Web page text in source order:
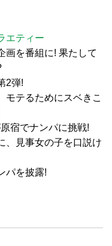
エティー
画を番組に! 果たして
2弾!
モテるためにスベきこ
宿でナンパに挑戦!
、見事女の子を口説け
パを披露!